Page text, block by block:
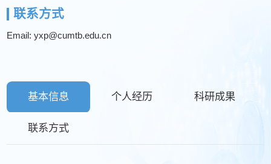
联系方式
Email: yxp@cumtb.edu.cn
基本信息 个人经历 科研成果
联系方式